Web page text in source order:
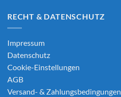
RECHT & DATENSCHUTZ
Impressum
Datenschutz
Cookie-Einstellungen
AGB
Versand- & Zahlungsbedingungen